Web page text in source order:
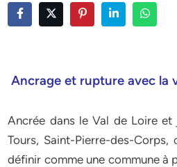
Ancrage et rupture avec la
Ancrée dans le Val de Loire
Tours, Saint-Pierre-des-Corps,
définir comme une commune à